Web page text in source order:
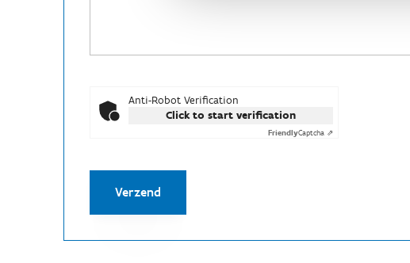
Anti-Robot Verification
Click to start verification
FriendlyCaptcha ⇗
Verzend